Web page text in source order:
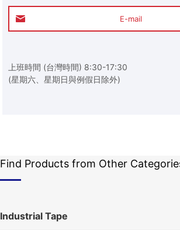
E-mail
上班時間 (台灣時間) 8:30-17:30
(星期六、星期日與例假日除外)
Find Products from Other
Industrial Tape